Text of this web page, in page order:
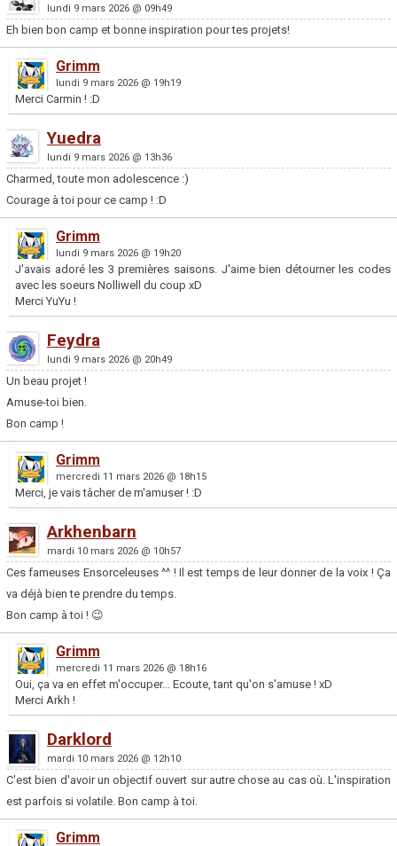
lundi 9 mars 2026 @ 09h49
Eh bien bon camp et bonne inspiration pour tes projets!
Grimm
lundi 9 mars 2026 @ 19h19
Merci Carmin ! :D
Yuedra
lundi 9 mars 2026 @ 13h36
Charmed, toute mon adolescence :)
Courage à toi pour ce camp ! :D
Grimm
lundi 9 mars 2026 @ 19h20
J'avais adoré les 3 premières saisons. J'aime bien détourner les codes
avec les soeurs Nolliwell du coup xD
Merci YuYu !
Feydra
lundi 9 mars 2026 @ 20h49
Un beau projet !
Amuse-toi bien.
Bon camp !
Grimm
mercredi 11 mars 2026 @ 18h15
Merci, je vais tâcher de m'amuser ! :D
Arkhenbarn
mardi 10 mars 2026 @ 10h57
Ces fameuses Ensorceleuses ^^ ! Il est temps de leur donner de la voix ! Ça
va déjà bien te prendre du temps.
Bon camp à toi ! 😉
Grimm
mercredi 11 mars 2026 @ 18h16
Oui, ça va en effet m'occuper... Ecoute, tant qu'on s'amuse ! xD
Merci Arkh !
Darklord
mardi 10 mars 2026 @ 12h10
C'est bien d'avoir un objectif ouvert sur autre chose au cas où. L'inspiration
est parfois si volatile. Bon camp à toi.
Grimm